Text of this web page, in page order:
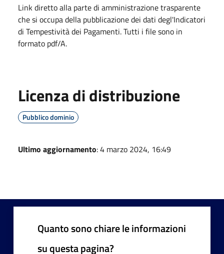
Link diretto alla parte di amministrazione trasparente
che si occupa della pubblicazione dei dati degl'Indicatori
di Tempestività dei Pagamenti. Tutti i file sono in
formato pdf/A.
Licenza di distribuzione
Pubblico dominio
Ultimo aggiornamento: 4 marzo 2024, 16:49
Quanto sono chiare le informazioni
su questa pagina?